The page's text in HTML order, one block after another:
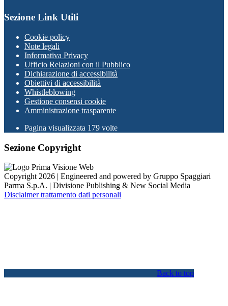
Sezione Link Utili
Cookie policy
Note legali
Informativa Privacy
Ufficio Relazioni con il Pubblico
Dichiarazione di accessibilità
Obiettivi di accessibilità
Whistleblowing
Gestione consensi cookie
Amministrazione trasparente
Pagina visualizzata 179 volte
Sezione Copyright
Copyright 2026 | Engineered and powered by Gruppo Spaggiari
Parma S.p.A. | Divisione Publishing & New Social Media
Disclaimer trattamento dati personali
Back to top